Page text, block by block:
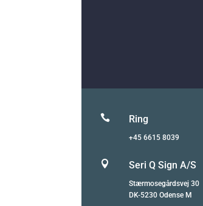
 Ring
+45 6615 8039
 Seri Q Sign A/S
Stærmosegårdsvej 30
DK-5230 Odense M